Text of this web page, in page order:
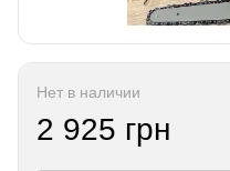
Нет в наличии
2 925 грн